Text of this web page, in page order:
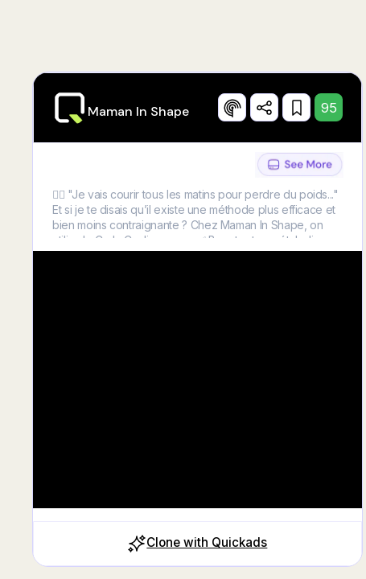
Maman In Shape 95
🏃‍♀️ "Je vais courir tous les matins pour perdre du poids..."
Et si je te disais qu’il existe une méthode plus efficace et
bien moins contraignante ? Chez Maman In Shape, on
utilise le Carb-Cycling pour : ✅ Booster ton métabolisme
🚀 ✅ Perdre du gras sans perdre de muscle 💪 ✅
Clone with Quickads